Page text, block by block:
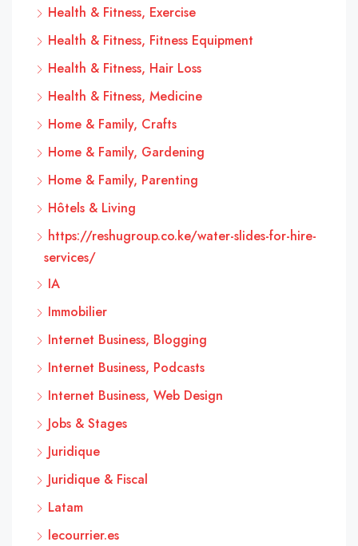
Health & Fitness, Exercise
Health & Fitness, Fitness Equipment
Health & Fitness, Hair Loss
Health & Fitness, Medicine
Home & Family, Crafts
Home & Family, Gardening
Home & Family, Parenting
Hôtels & Living
https://reshugroup.co.ke/water-slides-for-hire-
services/
IA
Immobilier
Internet Business, Blogging
Internet Business, Podcasts
Internet Business, Web Design
Jobs & Stages
Juridique
Juridique & Fiscal
Latam
lecourrier.es